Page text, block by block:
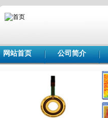
网站首页 公司简介